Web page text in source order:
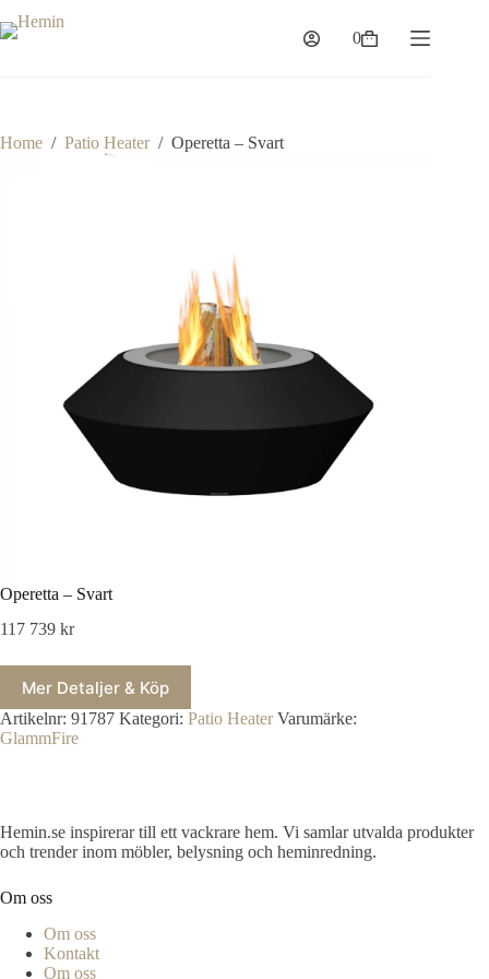
to
Shopping
0
Home / Patio Heater / Operetta – Svart
Operetta – Svart
117 739 kr
Mer Detaljer & Köp
Artikelnr: 91787 Kategori: Patio Heater Varumärke:
GlammFire
Hemin.se inspirerar till ett vackrare hem. Vi samlar utvalda produkter
och trender inom möbler, belysning och heminredning.
Om oss
Om oss
Kontakt
Om oss